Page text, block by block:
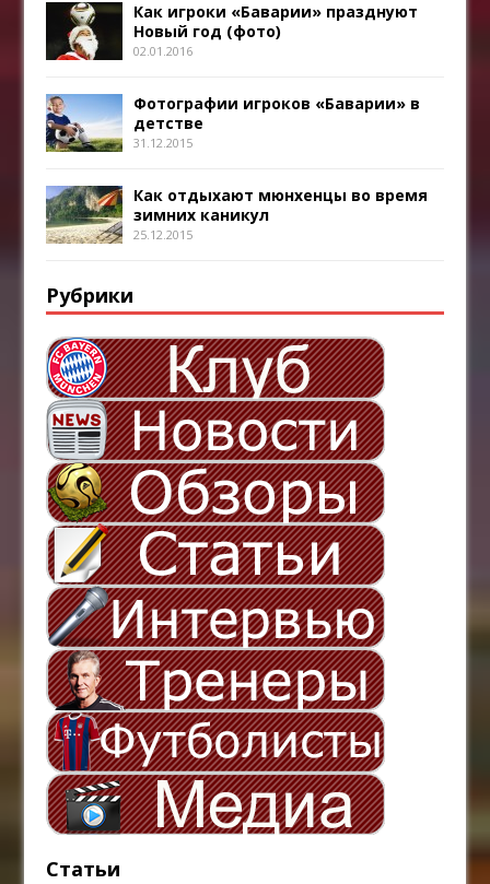
Как игроки «Баварии» празднуют
Новый год (фото)
02.01.2016
Фотографии игроков «Баварии» в
детстве
31.12.2015
Как отдыхают мюнхенцы во время
зимних каникул
25.12.2015
Рубрики
Статьи